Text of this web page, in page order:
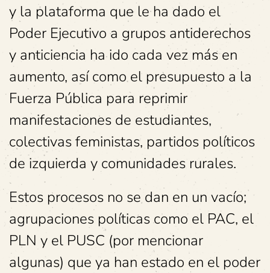
y la plataforma que le ha dado el
Poder Ejecutivo a grupos antiderechos
y anticiencia ha ido cada vez más en
aumento, así como el presupuesto a la
Fuerza Pública para reprimir
manifestaciones de estudiantes,
colectivas feministas, partidos políticos
de izquierda y comunidades rurales.
Estos procesos no se dan en un vacío;
agrupaciones políticas como el PAC, el
PLN y el PUSC (por mencionar
algunas) que ya han estado en el poder